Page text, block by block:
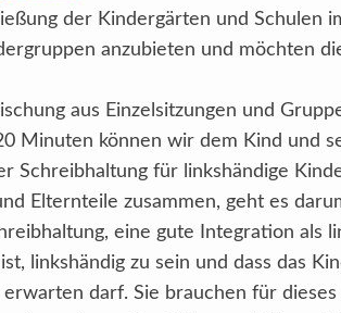
der Kindergärten und Schulen
anzubieten und möchten
aus Einzelsitzungen und
Minuten können wir dem Kind und
Schreibhaltung für linkshändige
Elternteile zusammen, geht es
eine gute Integration als
linkshändig zu sein und dass das
darf. Sie brauchen für